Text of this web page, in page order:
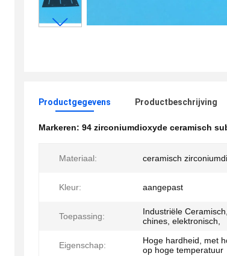
Productgegevens Productbeschrijving
Markeren: 94 zirconiumdioxyde ceramisch
Materiaal: ceramisch
Kleur: aangepast
Toepassing:
Industriële
chines, elektronisch,
Eigenschap:
Hoge hardheid, met
op hoge temperatuur